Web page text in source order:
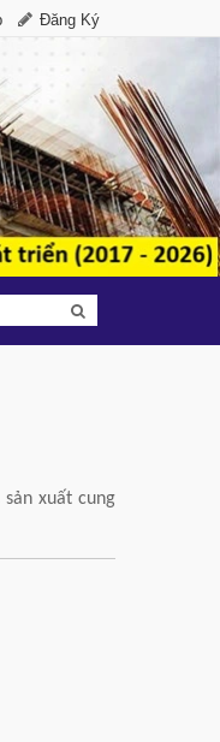
Đăng Ký
xuất cung